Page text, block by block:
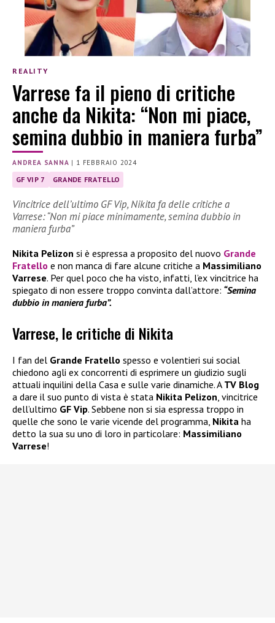
REALITY
Varrese fa il pieno di critiche
anche da Nikita: “Non mi piace,
semina dubbio in maniera furba”
ANDREA SANNA | 1 FEBBRAIO 2024
GF VIP 7 GRANDE FRATELLO
Vincitrice dell’ultimo GF Vip, Nikita fa delle critiche a
Varrese: “Non mi piace minimamente, semina dubbio in
maniera furba”
Nikita Pelizon si è espressa a proposito del nuovo Grande
Fratello e non manca di fare alcune critiche a Massimiliano
Varrese. Per quel poco che ha visto, infatti, l’ex vincitrice ha
spiegato di non essere troppo convinta dall’attore: “Semina
dubbio in maniera furba”.
Varrese, le critiche di Nikita
I fan del Grande Fratello spesso e volentieri sui social
chiedono agli ex concorrenti di esprimere un giudizio sugli
attuali inquilini della Casa e sulle varie dinamiche. A TV Blog
a dare il suo punto di vista è stata Nikita Pelizon , vincitrice
dell’ultimo GF Vip. Sebbene non si sia espressa troppo in
quelle che sono le varie vicende del programma, Nikita ha
detto la sua su uno di loro in particolare: Massimiliano
Varrese!